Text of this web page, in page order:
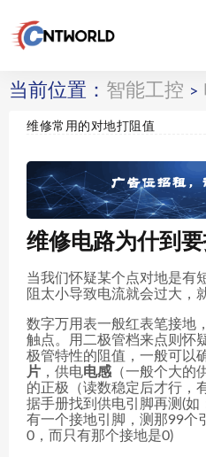
当前位置： 智能工控 >
维修常用的对地打阻值
维修电路为什到
当我们怀疑某个点对地是有
阻太小导致电流就会过大，
数字万用表一般红表笔接地
触点。用二极管档来点则怀
极管特性的阻值，一般可以
片 ，供电电感 （一般个大的
的正极（读数稳定后才行，
据手册找到供电引脚再测(如
有一个接地引脚，测那99个
0，而只有那个接地是0)